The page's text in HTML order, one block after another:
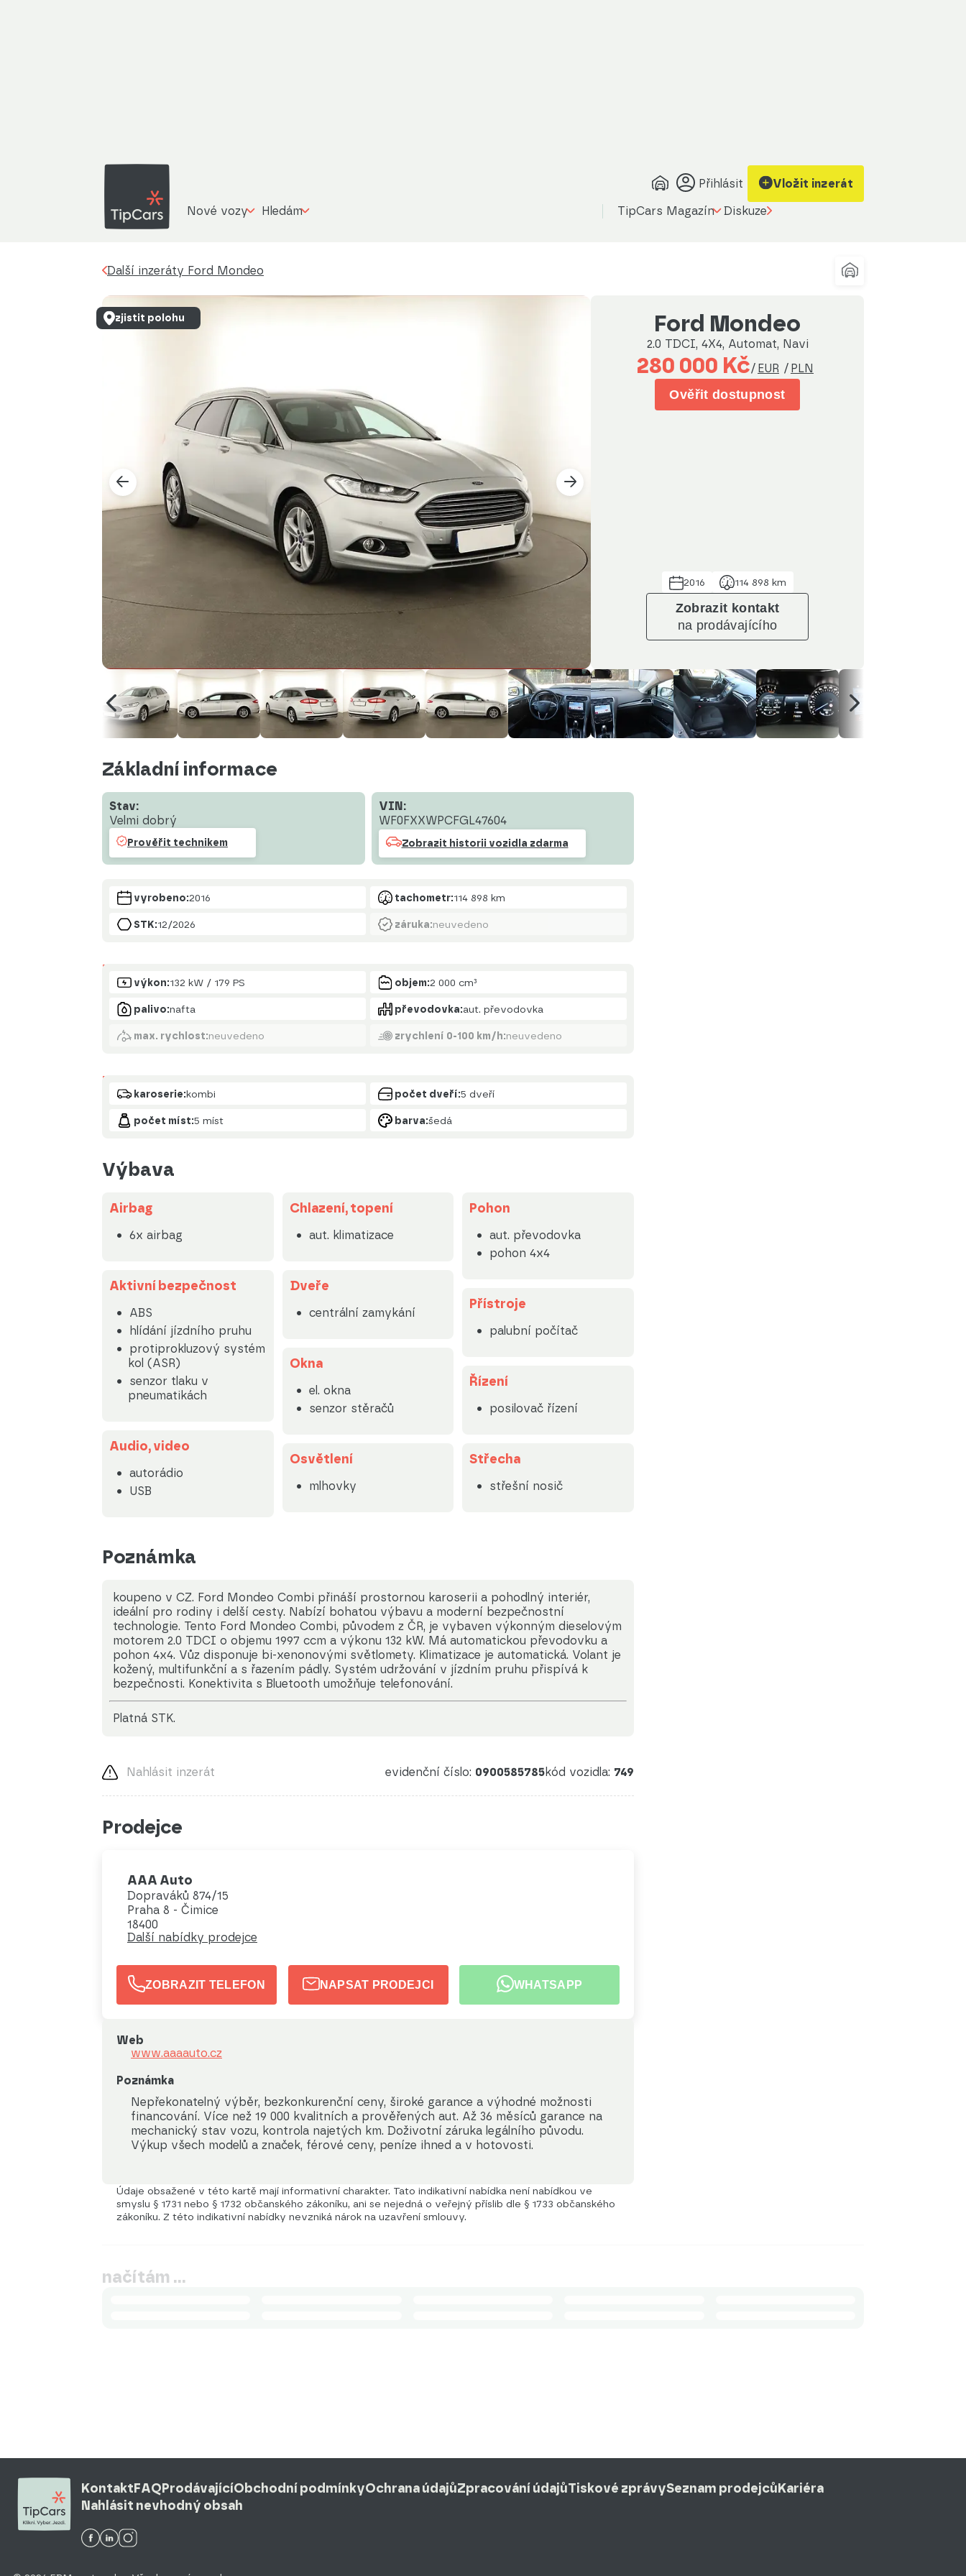
Přihlásit Vložit inzerát
Nové vozy Hledám TipCars Magazín Diskuze
Další inzeráty Ford Mondeo
Ford Mondeo
2.0 TDCI, 4X4, Automat, Navi
280 000 Kč/ EUR / PLN
Ověřit dostupnost
2016 114 898 km
Zobrazit kontakt
na prodávajícího
zjistit polohu
Základní informace
Stav:
Velmi dobrý
Prověřit technikem
VIN:
WF0FXXWPCFGL47604
Zobrazit historii vozidla zdarma
vyrobeno:2016 tachometr:114 898 km
STK:12/2026 záruka:neuvedeno
Motor
výkon:132 kW / 179 PS objem:2 000 cm³
palivo:nafta převodovka:aut. převodovka
max. rychlost:neuvedeno zrychlení 0-100 km/h:neuvedeno
Karoserie
karoserie:kombi počet dveří:5 dveří
počet míst:5 míst barva:šedá
Výbava
Airbag
6x airbag
Aktivní bezpečnost
ABS
hlídání jízdního pruhu
protiprokluzový systém
kol (ASR)
senzor tlaku v
pneumatikách
Audio, video
autorádio
USB
Chlazení, topení
aut. klimatizace
Dveře
centrální zamykání
Okna
el. okna
senzor stěračů
Osvětlení
mlhovky
Pohon
aut. převodovka
pohon 4x4
Přístroje
palubní počítač
Řízení
posilovač řízení
Střecha
střešní nosič
Poznámka
koupeno v CZ. Ford Mondeo Combi přináší prostornou karoserii a pohodlný interiér,
ideální pro rodiny i delší cesty. Nabízí bohatou výbavu a moderní bezpečnostní
technologie. Tento Ford Mondeo Combi, původem z ČR, je vybaven výkonným dieselovým
motorem 2.0 TDCI o objemu 1997 ccm a výkonu 132 kW. Má automatickou převodovku a
pohon 4x4. Vůz disponuje bi-xenonovými světlomety. Klimatizace je automatická. Volant je
kožený, multifunkční a s řazením pádly. Systém udržování v jízdním pruhu přispívá k
bezpečnosti. Konektivita s Bluetooth umožňuje telefonování.
platná STK.
evidenční číslo: 0900585785kód vozidla: 749
Nahlásit inzerát
Prodejce
AAA Auto
Dopraváků 874/15
Praha 8 - Čimice
18400
Další nabídky prodejce
ZOBRAZIT TELEFON NAPSAT PRODEJCI WHATSAPP
Web
www.aaaauto.cz
Poznámka
Nepřekonatelný výběr, bezkonkurenční ceny, široké garance a výhodné možnosti
financování. Více než 19 000 kvalitních a prověřených aut. Až 36 měsíců garance na
mechanický stav vozu, kontrola najetých km. Doživotní záruka legálního původu.
Výkup všech modelů a značek, férové ceny, peníze ihned a v hotovosti.
Údaje obsažené v této kartě mají informativní charakter. Tato indikativní nabídka není nabídkou ve
smyslu § 1731 nebo § 1732 občanského zákoníku, ani se nejedná o veřejný příslib dle § 1733 občanského
zákoníku. Z této indikativní nabídky nevzniká nárok na uzavření smlouvy.
načítám …
KontaktFAQProdávajícíObchodní podmínkyOchrana údajůZpracování údajůTiskové zprávySeznam prodejcůKariéra
Nahlásit nevhodný obsah